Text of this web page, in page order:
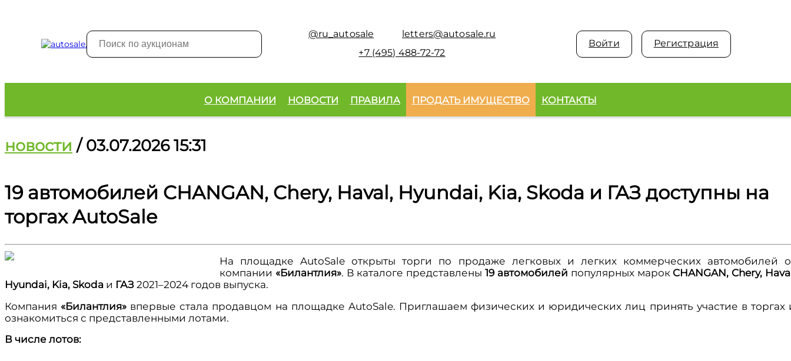
@ru_autosale
letters@autosale.ru
+7 (495) 488-72-72
Войти Регистрация
О КОМПАНИИ НОВОСТИ ПРАВИЛА ПРОДАТЬ ИМУЩЕСТВО КОНТАКТЫ
новости / 03.07.2026 15:31
19 автомобилей CHANGAN, Chery, Haval, Hyundai, Kia, Skoda и ГАЗ доступны на
торгах AutoSale
На площадке AutoSale открыты торги по продаже легковых и легких коммерческих автомобилей
компании «Билантлия». В каталоге представлены19 автомобилей популярных марокCHANGAN, Chery,
Hyundai, Kia, Skoda и ГАЗ 2021–2024 годов выпуска.
Компания «Билантлия» впервые стала продавцом на площадке AutoSale. Приглашаем физических и юридических лиц принять участие в торгах
ознакомиться с представленными лотами.
В числе лотов: